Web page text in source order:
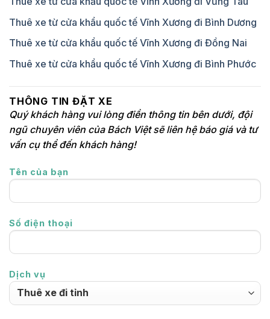
Thuê xe từ cửa khẩu quốc tế Vĩnh Xương đi Bình Dương
Thuê xe từ cửa khẩu quốc tế Vĩnh Xương đi Đồng Nai
Thuê xe từ cửa khẩu quốc tế Vĩnh Xương đi Bình Phước
THÔNG TIN ĐẶT XE
Quý khách hàng vui lòng điền thông tin bên dưới, đội
ngũ chuyên viên của Bách Việt sẽ liên hệ báo giá và tư
vấn cụ thể đến khách hàng!
Tên của bạn
Số điện thoại
Dịch vụ